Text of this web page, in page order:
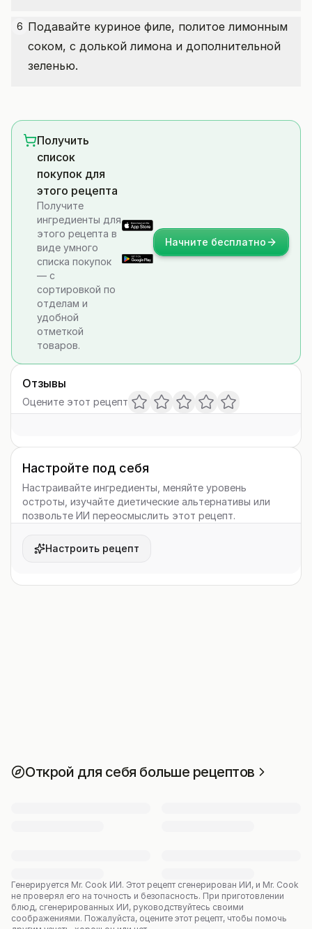
6 Подавайте куриное филе, политое лимонным
соком, с долькой лимона и дополнительной
зеленью.
Получить
список
покупок для
этого рецепта
Получите
ингредиенты для
этого рецепта в
виде умного
списка покупок
— с
сортировкой по
отделам и
удобной
отметкой
товаров.
Начните бесплатно
Отзывы
Оцените этот рецепт
Настройте под себя
Настраивайте ингредиенты, меняйте уровень
остроты, изучайте диетические альтернативы или
позвольте ИИ переосмыслить этот рецепт.
Настроить рецепт
Открой для себя больше рецептов
Генерируется Mr. Cook ИИ. Этот рецепт сгенерирован ИИ, и Mr. Cook
не проверял его на точность и безопасность. При приготовлении
блюд, сгенерированных ИИ, руководствуйтесь своими
соображениями. Пожалуйста, оцените этот рецепт, чтобы помочь